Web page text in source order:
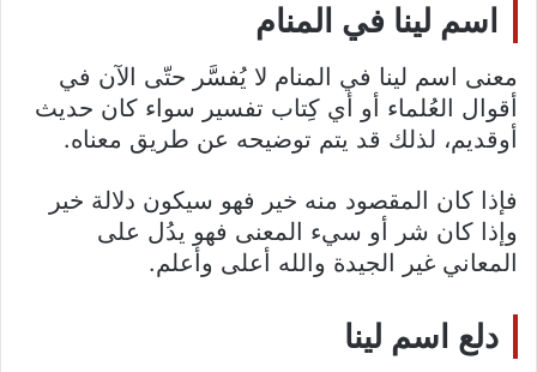
اسم لينا في المنام
معنى اسم لينا في المنام لا يُفسَّر حتّى الآن في
أقوال العُلماء أو أي كِتاب تفسير سواء كان حديث
أوقديم، لذلك قد يتم توضيحه عن طريق معناه.
فإذا كان المقصود منه خير فهو سيكون دلالة خير
وإذا كان شر أو سيء المعنى فهو يدُل على
المعاني غير الجيدة والله أعلى وأعلم.
دلع اسم لينا